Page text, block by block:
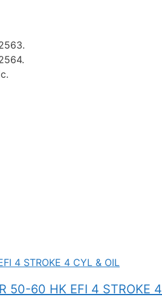
50-60 HK EFI 4 STROKE